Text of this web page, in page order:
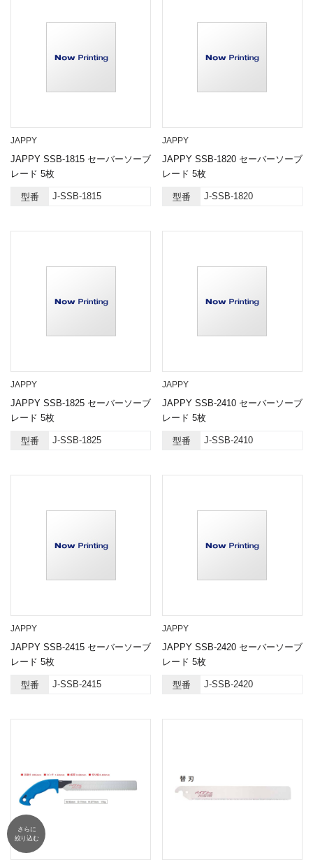
さらに
絞り込む
JAPPY
JAPPY SSB-1815 セーバーソーブ
レード 5枚
型番 J-SSB-1815
JAPPY
JAPPY SSB-1820 セーバーソーブ
レード 5枚
型番 J-SSB-1820
JAPPY
JAPPY SSB-1825 セーバーソーブ
レード 5枚
型番 J-SSB-1825
JAPPY
JAPPY SSB-2410 セーバーソーブ
レード 5枚
型番 J-SSB-2410
JAPPY
JAPPY SSB-2415 セーバーソーブ
レード 5枚
型番 J-SSB-2415
JAPPY
JAPPY SSB-2420 セーバーソーブ
レード 5枚
型番 J-SSB-2420